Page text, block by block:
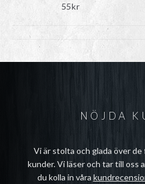
55kr
NÖJDA
Vi är stolta och glada över
kunder. Vi läser och tar till oss
du kolla in våra